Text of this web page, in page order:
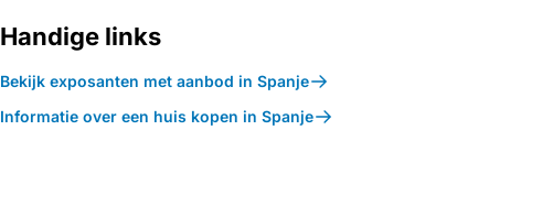
Handige links
Bekijk exposanten met aanbod in Spanje
Informatie over een huis kopen in Spanje